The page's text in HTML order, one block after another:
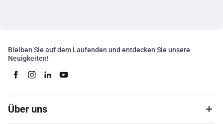
Bleiben Sie auf dem Laufenden und entdecken Sie unsere
Neuigkeiten!
Über uns